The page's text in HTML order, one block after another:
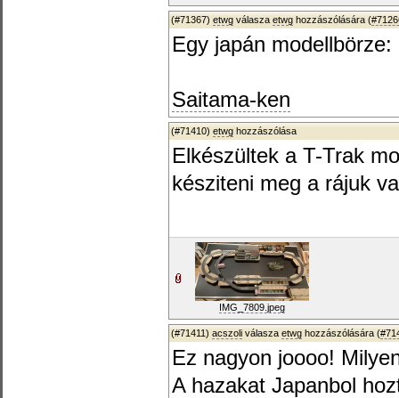
(#71367) etwg válasza etwg hozzászólására (
Egy japán modellbörze:
Saitama-ken
(#71410) etwg hozzászólása
Elkészültek a T-Trak
késziteni meg a rájuk
IMG_7809.jpeg
(#71411) acszoli válasza etwg hozzászólására (
Ez nagyon joooo!
A hazakat Japanbol